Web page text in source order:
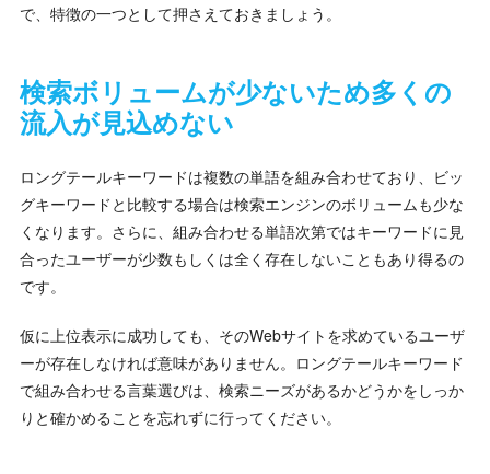
で、特徴の一つとして押さえておきましょう。
検索ボリュームが少ないため多くの
流入が見込めない
ロングテールキーワードは複数の単語を組み合わせており、ビッ
グキーワードと比較する場合は検索エンジンのボリュームも少な
くなります。さらに、組み合わせる単語次第ではキーワードに見
合ったユーザーが少数もしくは全く存在しないこともあり得るの
です。
仮に上位表示に成功しても、そのWebサイトを求めているユーザ
ーが存在しなければ意味がありません。ロングテールキーワード
で組み合わせる言葉選びは、検索ニーズがあるかどうかをしっか
りと確かめることを忘れずに行ってください。